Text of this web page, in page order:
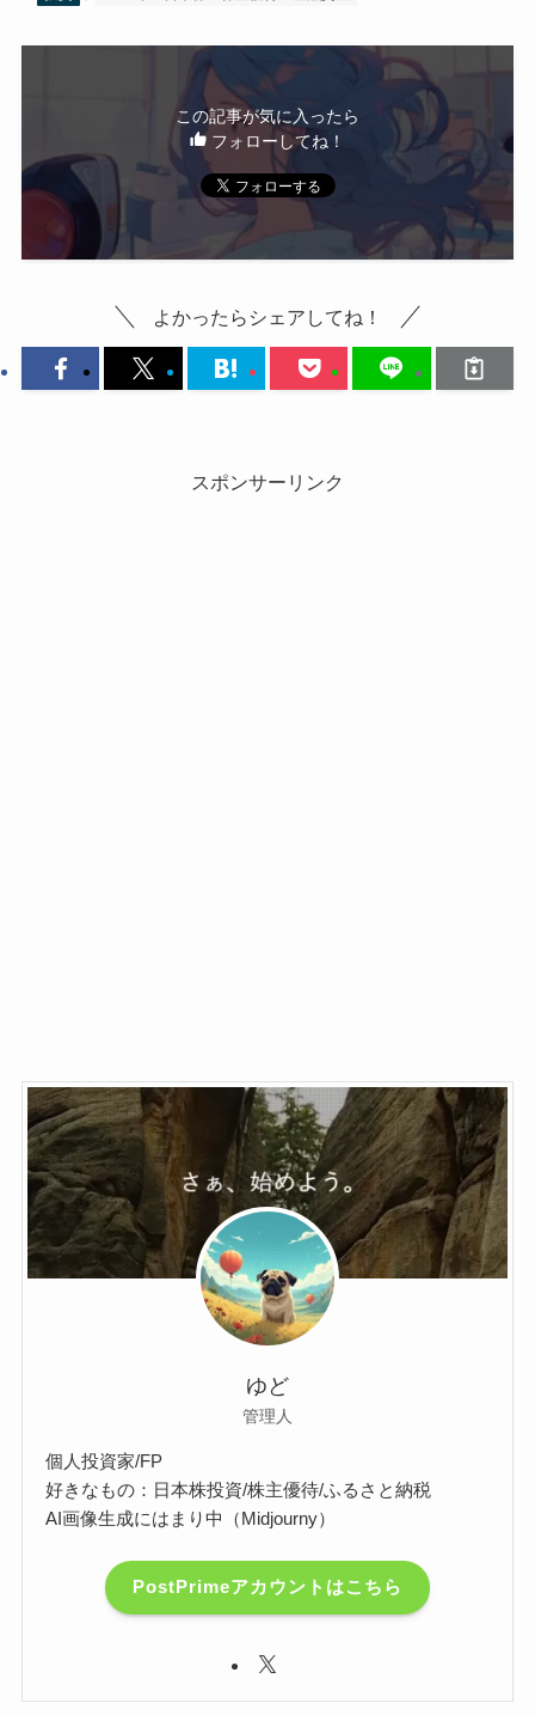
この記事が気に入ったら
フォローしてね！
よかったらシェアしてね！
スポンサーリンク
ゆど
管理人
個人投資家/FP
好きなもの：日本株投資/株主優待/ふるさと納税
AI画像生成にはまり中（Midjourny）
PostPrimeアカウントはこちら